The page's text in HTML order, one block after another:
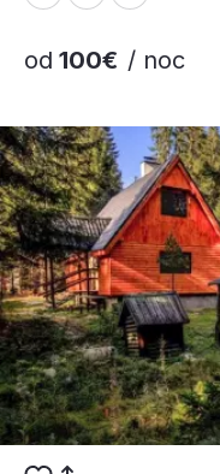
od 100€ / noc